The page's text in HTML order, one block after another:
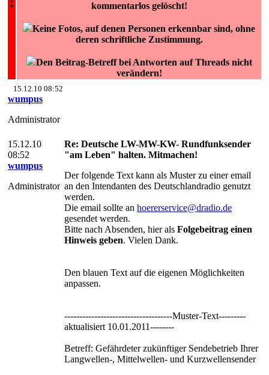
kommentarlos gelöscht!
Keine Fotos, auf denen Personen erkennbar sind, ohne
deren schriftliche Zustimmung.
Den Beitrag-Betreff bei Antworten auf Threads nicht
verändern!
15.12.10 08:52
wumpus
Administrator
15.12.10
08:52
wumpus
Administrator
Re: Deutsche LW-MW-KW- Rundfunksender
"am Leben" halten. Mitmachen!
Der folgende Text kann als Muster zu einer email
an den Intendanten des Deutschlandradio genutzt
werden.
Die email sollte an hoererservice@dradio.de
gesendet werden.
Bitte nach Absenden, hier als Folgebeitrag einen
Hinweis geben. Vielen Dank.
Den blauen Text auf die eigenen Möglichkeiten
anpassen.
------------------------------------Muster-Text---------
aktualisiert 10.01.2011--------
Betreff: Gefährdeter zukünftiger Sendebetrieb Ihrer
Langwellen-, Mittelwellen- und Kurzwellensender